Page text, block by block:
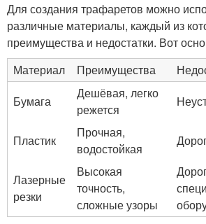
Для создания трафаретов можно
различные материалы, каждый из
преимущества и недостатки. Вот
Материал
Преимущества
Бумага
Дешёвая, легко
режется
Пластик
Прочная,
водостойкая
Лазерные
резки
Высокая
точность,
сложные узоры